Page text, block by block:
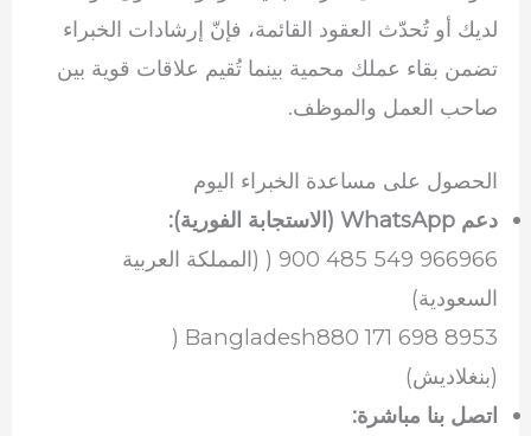
لديك أو تُحدّث العقود القائمة، فإنّ إرشادات الخبراء
تضمن بقاء عملك محمية بينما تُقيم علاقات قوية بين
صاحب العمل والموظف.
الحصول على مساعدة الخبراء اليوم
دعم WhatsApp (الاستجابة الفورية):
966966 549 485 900 ( (المملكة العربية
السعودية)
Bangladesh880 171 698 8953 (
(بنغلاديش)
اتصل بنا مباشرة: